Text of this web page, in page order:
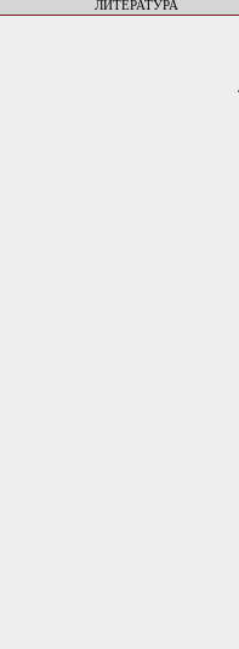
ЛИТЕРАТУРА